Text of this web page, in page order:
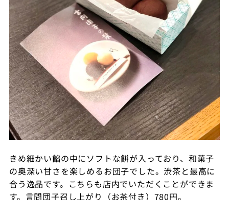
きめ細かい餡の中にソフトな餅が入っており、和菓子
の奥深い甘さを楽しめるお団子でした。渋茶と最高に
合う逸品です。こちらも店内でいただくことができま
す。言問団子召し上がり（お茶付き）780円。